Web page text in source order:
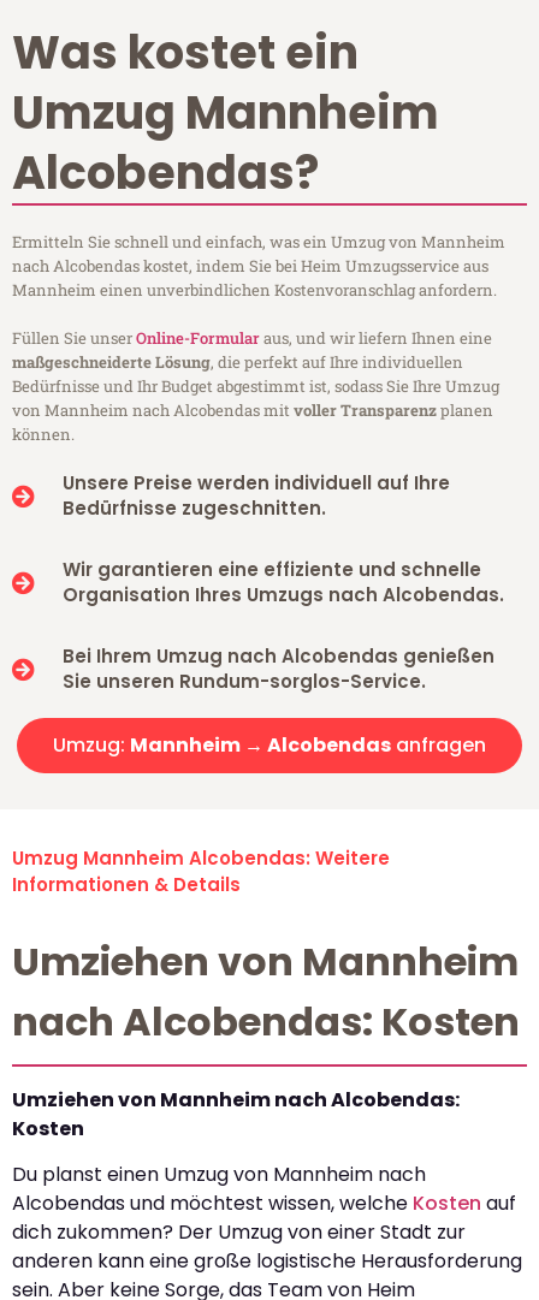
Was kostet ein
Umzug Mannheim
Alcobendas?
Ermitteln Sie schnell und einfach, was ein Umzug von Mannheim
nach Alcobendas kostet, indem Sie bei Heim Umzugsservice aus
Mannheim einen unverbindlichen Kostenvoranschlag anfordern.
Füllen Sie unserOnline-Formularaus, und wir liefern Ihnen eine
maßgeschneiderte Lösung, die perfekt auf Ihre individuellen
Bedürfnisse und Ihr Budget abgestimmt ist, sodass Sie Ihre Umzug
von Mannheim nach Alcobendas mitvoller Transparenzplanen
können.
Unsere Preise werden individuell auf Ihre
Bedürfnisse zugeschnitten.
Wir garantieren eine effiziente und schnelle
Organisation Ihres Umzugs nach Alcobendas.
Bei Ihrem Umzug nach Alcobendas genießen
Sie unseren Rundum-sorglos-Service.
Umzug: Mannheim → Alcobendas anfragen
Umzug Mannheim Alcobendas: Weitere
Informationen & Details
Umziehen von Mannheim
nach Alcobendas: Kosten
Umziehen von Mannheim nach Alcobendas:
Kosten
Du planst einen Umzug von Mannheim nach
Alcobendas und möchtest wissen, welche Kosten auf
dich zukommen? Der Umzug von einer Stadt zur
anderen kann eine große logistische Herausforderung
sein. Aber keine Sorge, das Team von Heim